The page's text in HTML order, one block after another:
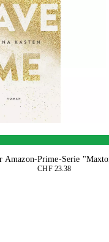
Amazon-Prime-Serie
CHF 23.38